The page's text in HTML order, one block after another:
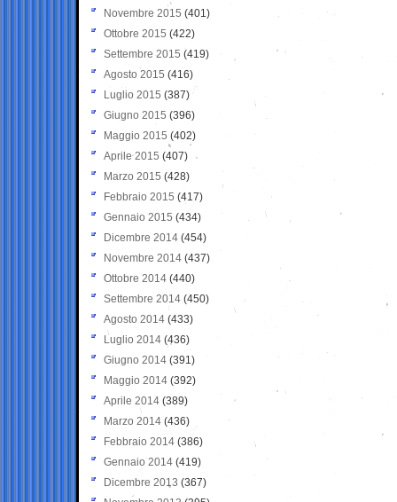
Novembre 2015 (401)
Ottobre 2015 (422)
Settembre 2015 (419)
Agosto 2015 (416)
Luglio 2015 (387)
Giugno 2015 (396)
Maggio 2015 (402)
Aprile 2015 (407)
Marzo 2015 (428)
Febbraio 2015 (417)
Gennaio 2015 (434)
Dicembre 2014 (454)
Novembre 2014 (437)
Ottobre 2014 (440)
Settembre 2014 (450)
Agosto 2014 (433)
Luglio 2014 (436)
Giugno 2014 (391)
Maggio 2014 (392)
Aprile 2014 (389)
Marzo 2014 (436)
Febbraio 2014 (386)
Gennaio 2014 (419)
Dicembre 2013 (367)